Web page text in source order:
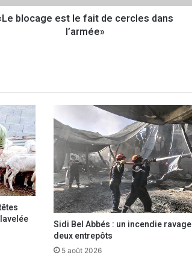
blocage est le fait de cercles dans
l’armée»
Sidi Bel Abbés : un incendie ravage
deux entrepôts
5 août 2026